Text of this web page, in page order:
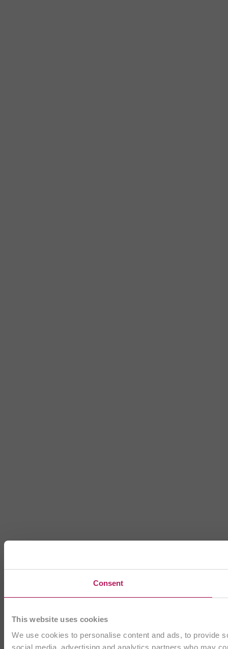
Consent
This website uses cookies
We use cookies to personalise content and ads, to provide
social media, advertising and analytics partners who may